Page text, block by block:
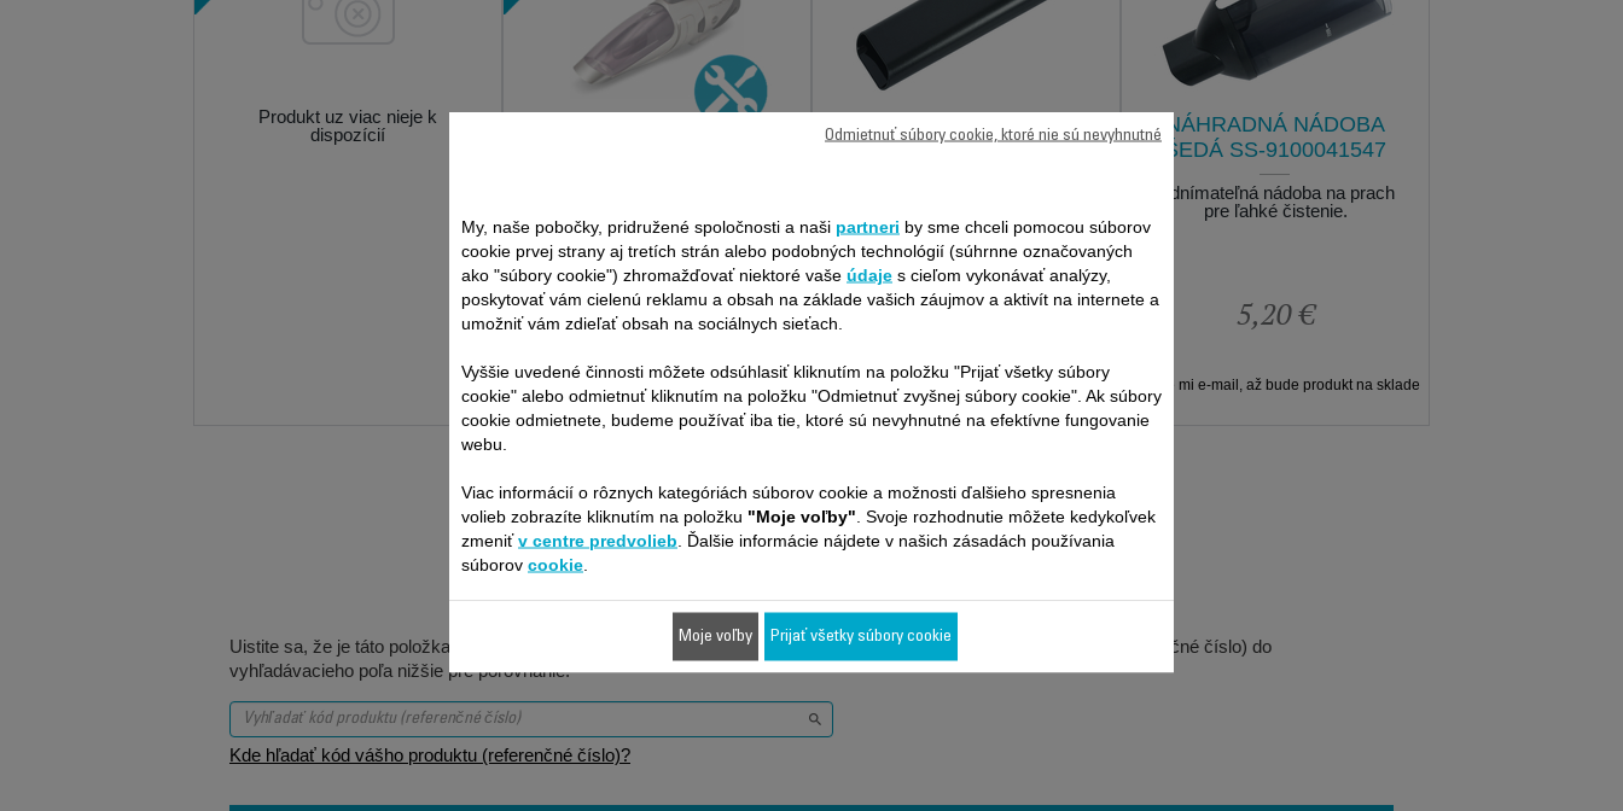
Produkt uz viac nieje k
dispozícií
ROWENTA
Presná suma bez
nepríjemných prekvapení! O 6
mesiacov dlhšia záruka
27,49 €
Kúpiť
ÚZKA SACIA HUBICA
ŠEDÁ SS-9100041552
K dispozícii na sklade.
4,10 €
Kúpiť
NÁHRADNÁ NÁDOBA
ŠEDÁ SS-9100041547
Odnímateľná nádoba na prach
pre ľahké čistenie.
5,20 €
Zašlite mi e-mail, až bude produkt na sklade
Je vhodné pre 1 produktov
Uistite sa, že je táto položka kompatibilná s vaším zariadením / produktom. Zadajte prosím kód vášho produktu (referenčné číslo) do
vyhľadávacieho poľa nižšie pre porovnanie.
Kde hľadať kód vášho produktu (referenčné číslo)?
My, naše pobočky, pridružené spoločnosti a naši partneri by sme chceli pomocou súborov
cookie prvej strany aj tretích strán alebo podobných technológií (súhrnne označovaných
ako "súbory cookie") zhromažďovať niektoré vaše údaje s cieľom vykonávať analýzy,
poskytovať vám cielenú reklamu a obsah na základe vašich záujmov a aktivít na internete a
umožniť vám zdieľať obsah na sociálnych sieťach.
Vyššie uvedené činnosti môžete odsúhlasiť kliknutím na položku "Prijať všetky súbory
cookie" alebo odmietnuť kliknutím na položku "Odmietnuť zvyšnej súbory cookie". Ak súbory
cookie odmietnete, budeme používať iba tie, ktoré sú nevyhnutné na efektívne fungovanie
webu.
Viac informácií o rôznych kategóriách súborov cookie a možnosti ďalšieho spresnenia
volieb zobrazíte kliknutím na položku "Moje voľby" . Svoje rozhodnutie môžete kedykoľvek
zmeniťv centre predvolieb . Ďalšie informácie nájdete v našich zásadách používania
súborov cookie
Odmietnuť súbory cookie, ktoré nie sú nevyhnutné
Moje voľby Prijať všetky súbory cookie